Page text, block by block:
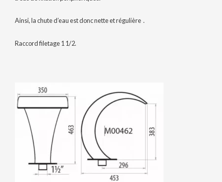
Ainsi, la chute d’eau est donc nette et régulière .
Raccord filetage 1 1/2.